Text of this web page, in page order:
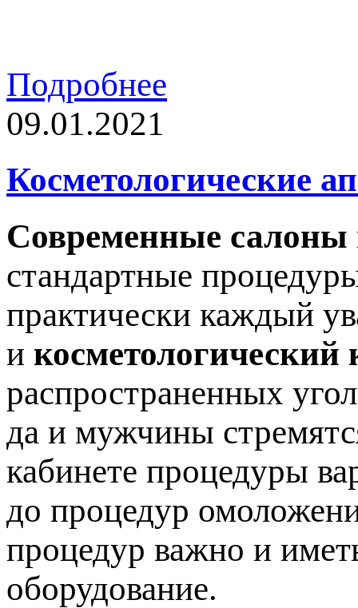
Подробнее
09.01.2021
Косметологические
Современные салоны
стандартные
практически каждый
и косметологический
распространенных
да и мужчины
кабинете процедуры
до процедур
процедур важно и
оборудование.